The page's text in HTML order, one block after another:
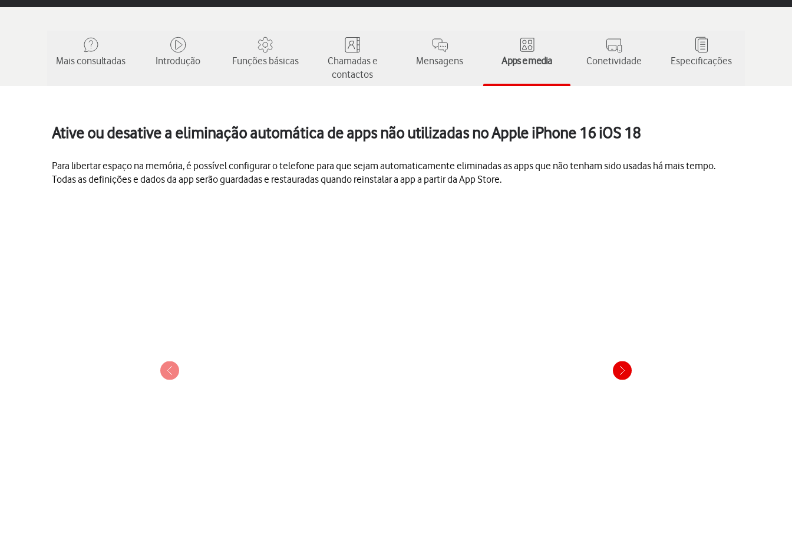
Mais consultadas Introdução Funções básicas
Chamadas e
contactos
Mensagens Apps e media Conetividade Especificações
Ative ou desative a eliminação automática de apps não utilizadas no Apple iPhone 16 iOS 18
Para libertar espaço na memória, é possível configurar o telefone para que sejam automaticamente eliminadas as apps que não tenham sido usadas há mais tempo.
Todas as definições e dados da app serão guardadas e restauradas quando reinstalar a app a partir da App Store.